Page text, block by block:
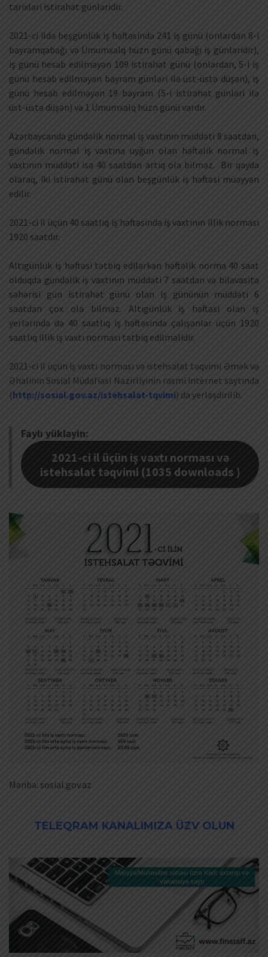
tarixləri istirahət günləridir.
2021-ci ildə beşgünlük iş həftəsində 241 iş günü (onlardan 8-i
bayramqabağı və Ümumxalq hüzn günü qabağı iş günləridir),
iş günü hesab edilməyən 109 istirahət günü (onlardan, 5-i iş
günü hesab edilməyən bayram günləri ilə üst-üstə düşən), iş
günü hesab edilməyən 19 bayram (5-i istirahət günləri ilə
üst-üstə düşən) və 1 Ümumxalq hüzn günü vardır.
Azərbaycanda gündəlik normal iş vaxtının müddəti 8 saatdan,
gündəlik normal iş vaxtına uyğun olan həftəlik normal iş
vaxtının müddəti isə 40 saatdan artıq ola bilməz. Bir qayda
olaraq, iki istirahət günü olan beşgünlük iş həftəsi müəyyən
edilir.
2021-ci il üçün 40 saatlıq iş həftəsində iş vaxtının illik norması
1920 saatdır.
Altıgünlük iş həftəsi tətbiq edilərkən həftəlik norma 40 saat
olduqda gündəlik iş vaxtının müddəti 7 saatdan və bilavasitə
səhərisi gün istirahət günü olan iş gününün müddəti 6
saatdan çox ola bilməz. Altıgünlük iş həftəsi olan iş
yerlərində də 40 saatlıq iş həftəsində çalışanlar üçün 1920
saatlıq illik iş vaxtı norması tətbiq edilməlidir.
2021-ci il üçün iş vaxtı norması və istehsalat təqvimi Əmək və
Əhalinin Sosial Müdafiəsi Nazirliyinin rəsmi internet saytında
(http://sosial.gov.az/istehsalat-tqvimi) da yerləşdirilib.
Faylı yükləyin:
2021-ci il üçün iş vaxtı norması və
istehsalat təqvimi (1035 downloads )
Mənbə: sosial.gov.az
TELEQRAM KANALIMIZA ÜZV OLUN